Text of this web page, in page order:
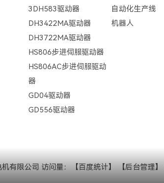
3DH583驱动器
DH3422MA驱动器
DH3722MA驱动器
HS806步进伺服驱动器
HS806AC步进伺服驱动
器
GD04驱动器
GD556驱动器
自动化生产线
机器人
有限公司 访问量： 【百度统计】 【后台管理】